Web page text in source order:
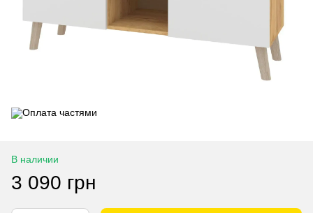
В наличии
3 090 грн